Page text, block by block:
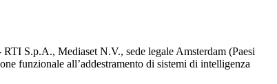
S.p.A., Mediaset N.V., sede legale Amsterdam (Paesi
funzionale all’addestramento di sistemi di intelligenza